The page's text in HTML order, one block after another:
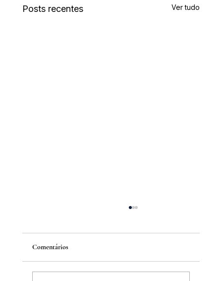
Posts recentes Ver tudo
Comentários